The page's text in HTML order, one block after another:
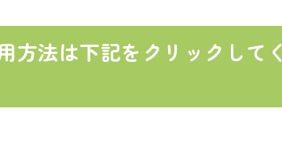
方法は下記をクリックしてく